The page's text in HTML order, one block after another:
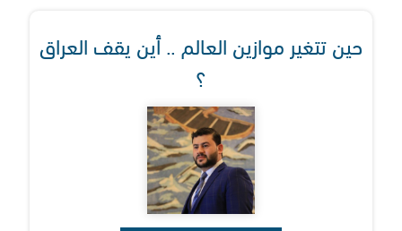
حين تتغير موازين العالم .. أين يقف العراق
؟